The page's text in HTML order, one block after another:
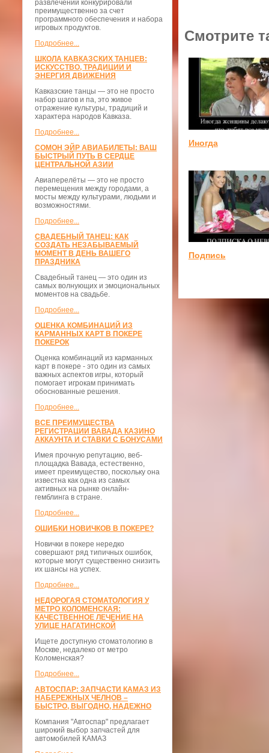
развлечений конкурировали
преимущественно за счет
программного обеспечения и набора
игровых продуктов.
Подробнее...
ШКОЛА КАВКАЗСКИХ ТАНЦЕВ:
ИСКУССТВО, ТРАДИЦИИ И
ЭНЕРГИЯ ДВИЖЕНИЯ
Кавказские танцы — это не просто
набор шагов и па, это живое
отражение культуры, традиций и
характера народов Кавказа.
Подробнее...
СОМОН ЭЙР АВИАБИЛЕТЫ: ВАШ
БЫСТРЫЙ ПУТЬ В СЕРДЦЕ
ЦЕНТРАЛЬНОЙ АЗИИ
Авиаперелёты — это не просто
перемещения между городами, а
мосты между культурами, людьми и
возможностями.
Подробнее...
СВАДЕБНЫЙ ТАНЕЦ: КАК
СОЗДАТЬ НЕЗАБЫВАЕМЫЙ
МОМЕНТ В ДЕНЬ ВАШЕГО
ПРАЗДНИКА
Свадебный танец — это один из
самых волнующих и эмоциональных
моментов на свадьбе.
Подробнее...
ОЦЕНКА КОМБИНАЦИЙ ИЗ
КАРМАННЫХ КАРТ В ПОКЕРЕ
ПОКЕРОК
Оценка комбинаций из карманных
карт в покере - это один из самых
важных аспектов игры, который
помогает игрокам принимать
обоснованные решения.
Подробнее...
ВСЕ ПРЕИМУЩЕСТВА
РЕГИСТРАЦИИ ВАВАДА КАЗИНО
АККАУНТА И СТАВКИ С БОНУСАМИ
Имея прочную репутацию, веб-
площадка Вавада, естественно,
имеет преимущество, поскольку она
известна как одна из самых
активных на рынке онлайн-
гемблинга в стране.
Подробнее...
ОШИБКИ НОВИЧКОВ В ПОКЕРЕ?
Новички в покере нередко
совершают ряд типичных ошибок,
которые могут существенно снизить
их шансы на успех.
Подробнее...
НЕДОРОГАЯ СТОМАТОЛОГИЯ У
МЕТРО КОЛОМЕНСКАЯ:
КАЧЕСТВЕННОЕ ЛЕЧЕНИЕ НА
УЛИЦЕ НАГАТИНСКОЙ
Ищете доступную стоматологию в
Москве, недалеко от метро
Коломенская?
Подробнее...
АВТОСПАР: ЗАПЧАСТИ КАМАЗ ИЗ
НАБЕРЕЖНЫХ ЧЕЛНОВ –
БЫСТРО, ВЫГОДНО, НАДЕЖНО
Компания "Автоспар" предлагает
широкий выбор запчастей для
автомобилей КАМАЗ
Смотрите
Иногда
Подпись